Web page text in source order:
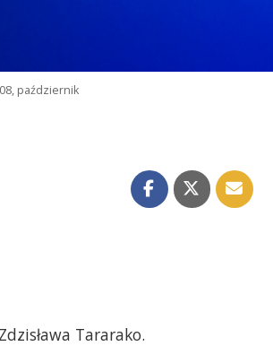
październik
Tararako.